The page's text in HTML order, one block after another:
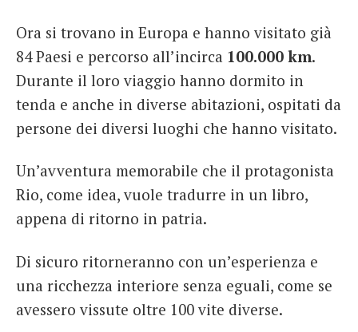
Ora si trovano in Europa e hanno visitato già
84 Paesi e percorso all’incirca 100.000 km.
Durante il loro viaggio hanno dormito in
tenda e anche in diverse abitazioni, ospitati da
persone dei diversi luoghi che hanno visitato.
Un’avventura memorabile che il protagonista
Rio, come idea, vuole tradurre in un libro,
appena di ritorno in patria.
Di sicuro ritorneranno con un’esperienza e
una ricchezza interiore senza eguali, come se
avessero vissute oltre 100 vite diverse.